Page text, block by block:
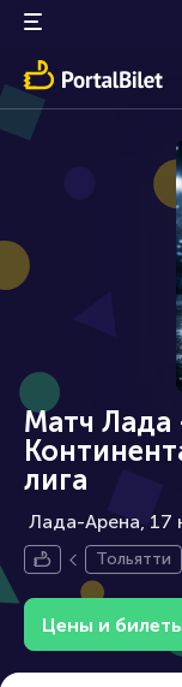
Матч Лада
лига
Лада-Арена, 17
Тольятти
Цены и